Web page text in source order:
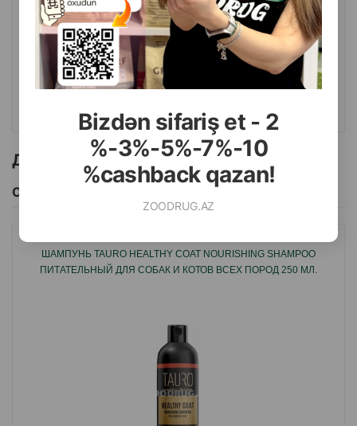
Bizdən sifariş et - 2
%-3%-5%-7%-10
%cashback qazan!
ZOODRUG.AZ
( Отзывы)
Масса Цена
Купить
1 шт
Другие товоры бренда
Смотреть Все
ШАМПУНЬ TAURO HEALTHY COAT NOURISHING SHAMPOO
ПИТАТЕЛЬНЫЙ ДЛЯ СОБАК И КОТОВ ВСЕХ ПОРОД 250 МЛ.